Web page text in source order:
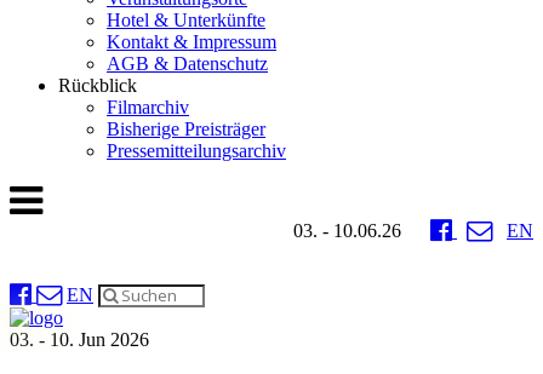
Hotel & Unterkünfte
Kontakt & Impressum
AGB & Datenschutz
Rückblick
Filmarchiv
Bisherige Preisträger
Pressemitteilungsarchiv
03. - 10.06.26 EN
EN
03. - 10. Jun 2026